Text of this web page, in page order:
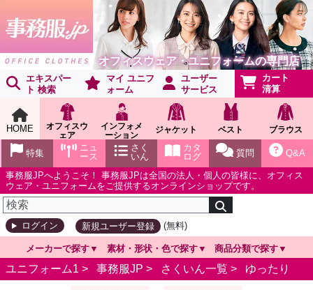
オフィスウェア・ユニフォームの専門店
エキスパー
ト 検索
マイ ユニフ
ォーム
ユーザー
サービス
カート
清算
HOME
オフィスウ
ェア
インフォメ
ーション
ショールー
ム
ジャケット ベスト ブラウス
Q&A
質問
カタ
ログ
さく
いん
ニュ
ース
特集
事務服JPへようこそ！ 事務服JPは全国の法人・個人の皆様に、オフィス
ウェア・ユニフォームをご提供するオンラインショップです。
ログイン 新規ユーザー登録 (無料)
メーカーで探す 素材・形状・色で探す 商品分類で探す
ユニフォーム1 > 事務服JP > さくいん一覧 > ゆったり